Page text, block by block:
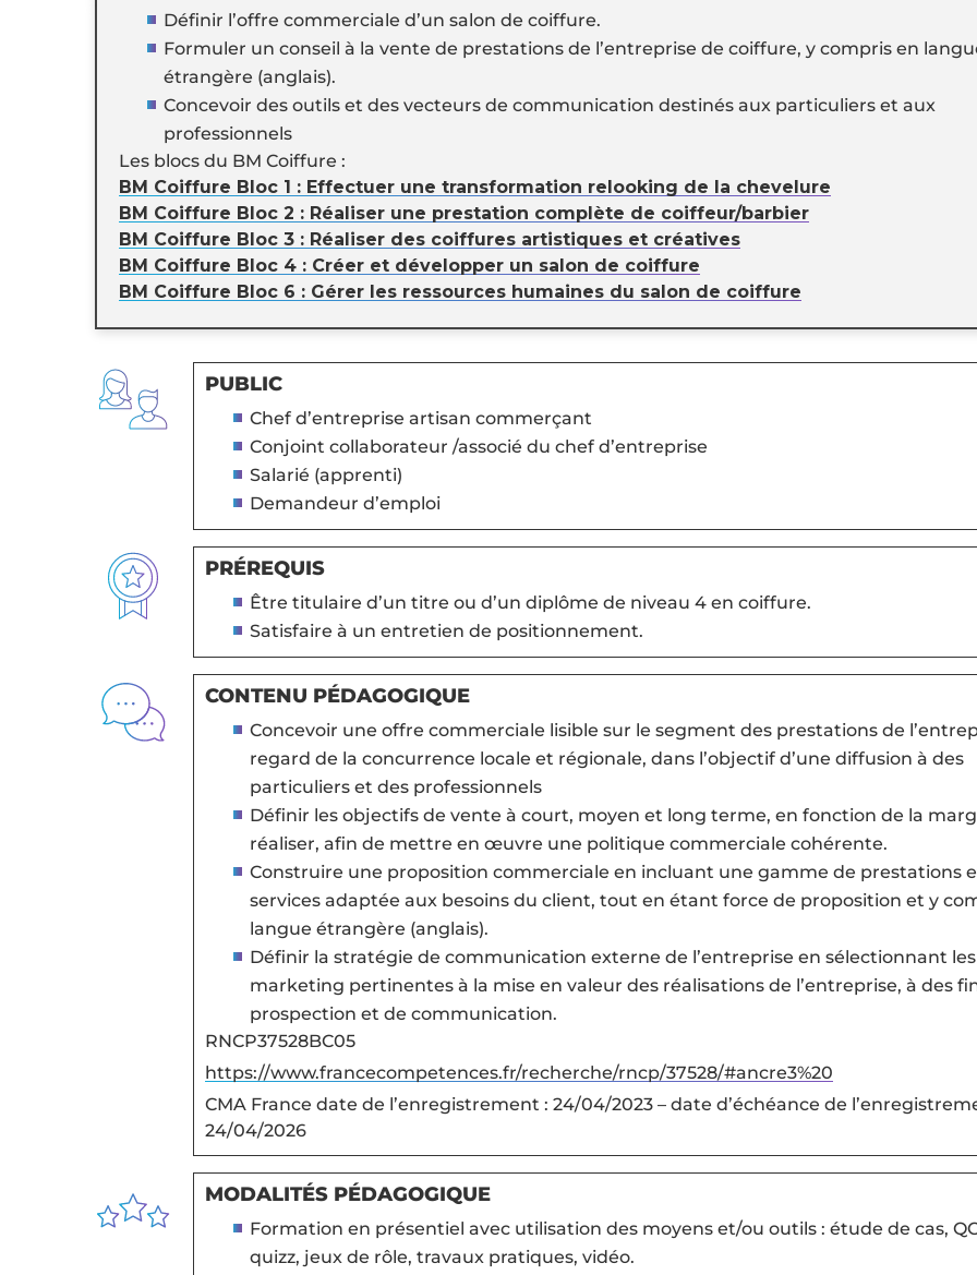
Définir l’offre commerciale d’un salon de coiffure.
Formuler un conseil à la vente de prestations de l’entreprise de coiffure, y compris en
étrangère (anglais).
Concevoir des outils et des vecteurs de communication destinés aux particuliers et aux
professionnels
Les blocs du BM Coiffure :
BM Coiffure Bloc 1 : Effectuer une transformation relooking de la chevelure
BM Coiffure Bloc 2 : Réaliser une prestation complète de coiffeur/barbier
BM Coiffure Bloc 3 : Réaliser des coiffures artistiques et créatives
BM Coiffure Bloc 4 : Créer et développer un salon de coiffure
BM Coiffure Bloc 6 : Gérer les ressources humaines du salon de coiffure
PUBLIC
Chef d’entreprise artisan commerçant
Conjoint collaborateur /associé du chef d’entreprise
Salarié (apprenti)
Demandeur d’emploi
PRÉREQUIS
Être titulaire d’un titre ou d’un diplôme de niveau 4 en coiffure.
Satisfaire à un entretien de positionnement.
CONTENU PÉDAGOGIQUE
Concevoir une offre commerciale lisible sur le segment des prestations de
regard de la concurrence locale et régionale, dans l’objectif d’une diffusion à des
particuliers et des professionnels
Définir les objectifs de vente à court, moyen et long terme, en fonction de la
réaliser, afin de mettre en œuvre une politique commerciale cohérente.
Construire une proposition commerciale en incluant une gamme de prestations
services adaptée aux besoins du client, tout en étant force de proposition et y
langue étrangère (anglais).
Définir la stratégie de communication externe de l’entreprise en sélectionnant
marketing pertinentes à la mise en valeur des réalisations de l’entreprise, à des
prospection et de communication.
RNCP37528BC05
https://www.francecompetences.fr/recherche/rncp/37528/#ancre3%20
CMA France date de l’enregistrement : 24/04/2023 – date d’échéance de
24/04/2026
MODALITÉS PÉDAGOGIQUE
Formation en présentiel avec utilisation des moyens et/ou outils : étude de cas,
quizz, jeux de rôle, travaux pratiques, vidéo.